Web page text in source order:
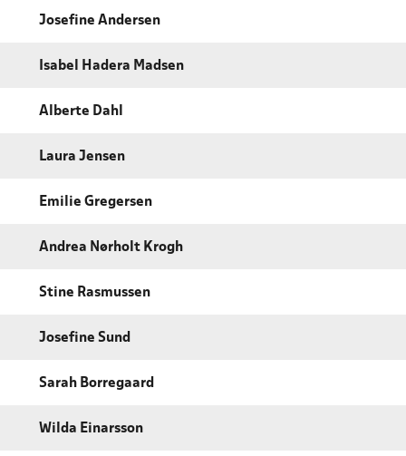
Josefine Andersen
Isabel Hadera Madsen
Alberte Dahl
Laura Jensen
Emilie Gregersen
Andrea Nørholt Krogh
Stine Rasmussen
Josefine Sund
Sarah Borregaard
Wilda Einarsson